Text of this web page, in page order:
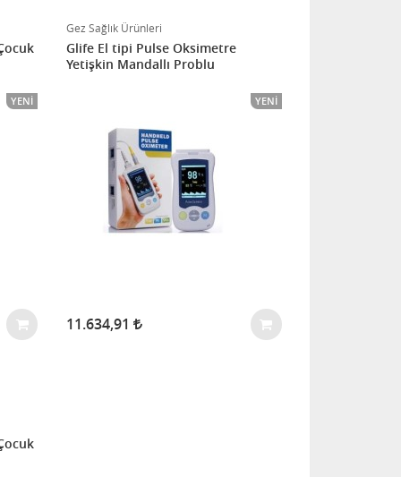
YENI
Gez Sağlık Ürünleri
Glife El tipi Pulse Oksimetre
Yetişkin Mandallı Problu
YENI
11.634,91